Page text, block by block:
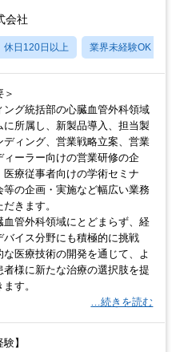
会社
休日120日以上 業界未経験OK
＞
ング統括部の心臓血管外科領域
に所属し、新製品導入、担当製
ディング、営業戦略立案、営業
ィーラー向けの営業研修の企
医療従事者向けの学術セミナ
等の企画・実施など幅広い業務
きます。
血管外科領域にとどまらず、経
バイス分野にも積極的に挑戦
な医療技術の開発を通じて、よ
者様に新たな治療の選択肢を提
す。
…続きを読む
】